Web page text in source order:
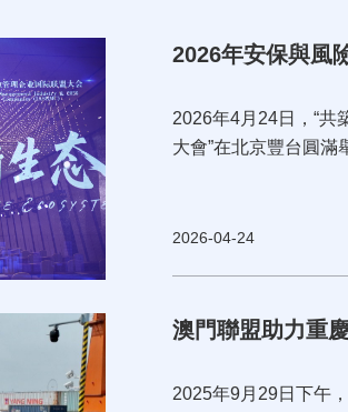
2026年安保與風
2026年4月24日，“共
大會”在北京豐台圓滿
2026-04-24
澳門聯盟助力重
2025年9月29日下午